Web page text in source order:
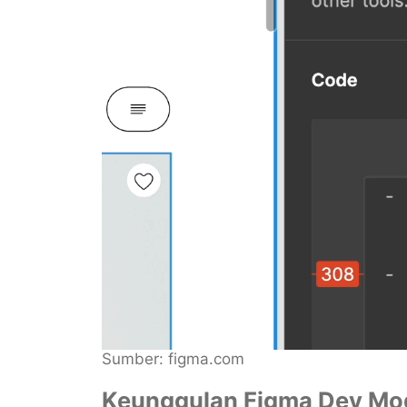
Sumber: figma.com
Keunggulan Figma Dev